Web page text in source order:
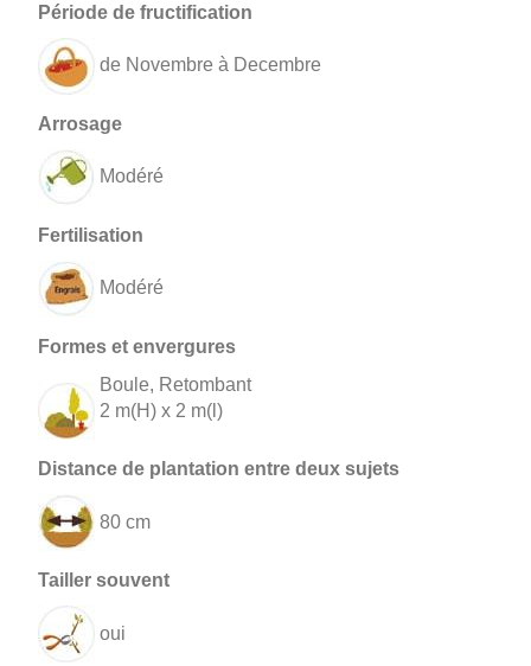
de Novembre à Decembre
Modéré
Modéré
Boule, Retombant
2 m(H) x 2 m(l)
80 cm
oui